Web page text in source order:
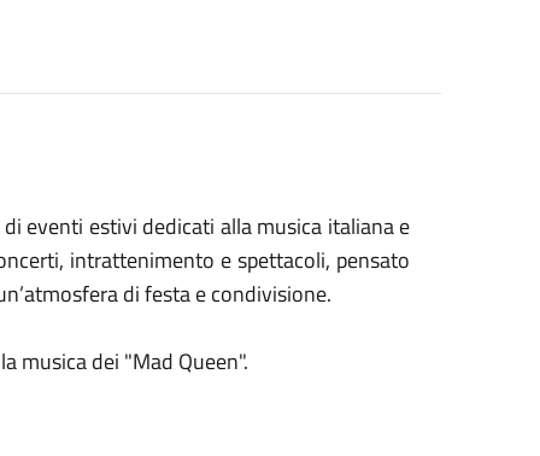
eventi estivi dedicati alla musica italiana e
intrattenimento e spettacoli, pensato
di festa e condivisione.
musica dei "Mad Queen".